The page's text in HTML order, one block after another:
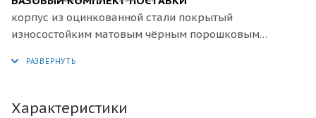
корпус из оцинкованной стали покрытый
износостойким матовым чёрным порошковым
декоративная рамка по периметру корпуса из
выполненная в цвет решетки, с черной полосой из
Характеристики